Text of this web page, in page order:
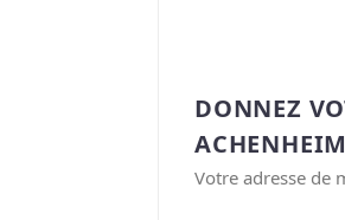
DONNEZ
Votre adresse de